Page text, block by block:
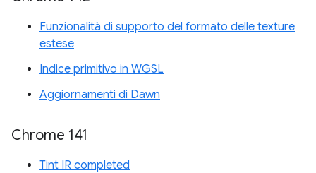
Funzionalità di supporto del formato delle texture
estese
Indice primitivo in WGSL
Aggiornamenti di Dawn
Chrome 141
Tint IR completed